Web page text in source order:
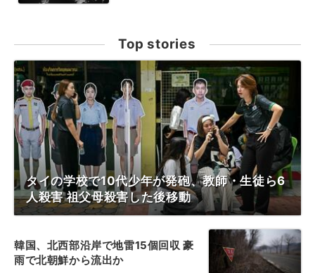
Top stories
タイの学校で10代少年が発砲、教師・生徒ら6
人殺害 祖父母殺害した後移動
韓国、北西部沿岸で地雷15個回収 豪
雨で北朝鮮から流出か